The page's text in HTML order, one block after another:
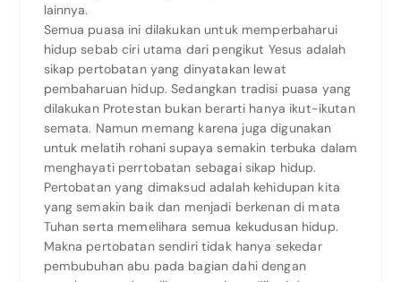
lainnya.
Semua puasa ini dilakukan untuk memperbaharui
hidup sebab ciri utama dari pengikut Yesus adalah
sikap pertobatan yang dinyatakan lewat
pembaharuan hidup. Sedangkan tradisi puasa yang
dilakukan Protestan bukan berarti hanya ikut-ikutan
semata. Namun memang karena juga digunakan
untuk melatih rohani supaya semakin terbuka dalam
menghayati perrtobatan sebagai sikap hidup.
Pertobatan yang dimaksud adalah kehidupan kita
yang semakin baik dan menjadi berkenan di mata
Tuhan serta memelihara semua kekudusan hidup.
Makna pertobatan sendiri tidak hanya sekedar
pembubuhan abu pada bagian dahi dengan